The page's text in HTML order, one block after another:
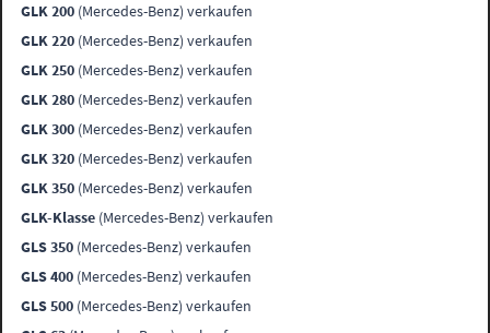
GLK 200 (Mercedes-Benz) verkaufen
GLK 220 (Mercedes-Benz) verkaufen
GLK 250 (Mercedes-Benz) verkaufen
GLK 280 (Mercedes-Benz) verkaufen
GLK 300 (Mercedes-Benz) verkaufen
GLK 320 (Mercedes-Benz) verkaufen
GLK 350 (Mercedes-Benz) verkaufen
GLK-Klasse (Mercedes-Benz) verkaufen
GLS 350 (Mercedes-Benz) verkaufen
GLS 400 (Mercedes-Benz) verkaufen
GLS 500 (Mercedes-Benz) verkaufen